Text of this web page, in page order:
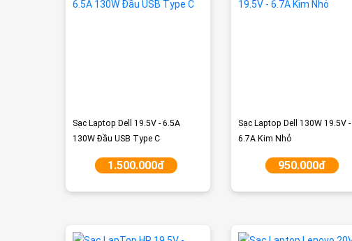
Sạc Laptop Dell 19.5V - 6.5A
130W Đầu USB Type C
1.500.000đ
Sạc Laptop Dell 130W 19.5V -
6.7A Kim Nhỏ
950.000đ